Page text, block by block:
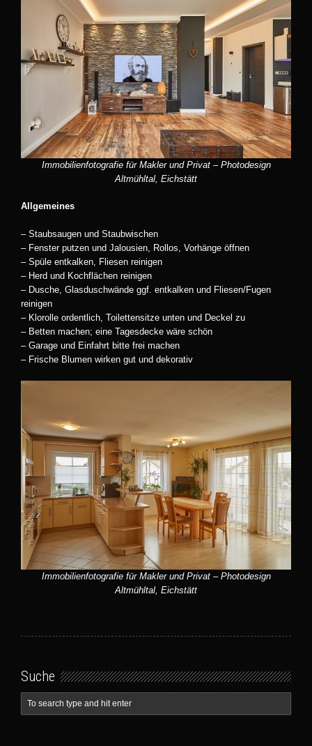
Immobilienfotografie für Makler und Privat – Photodesign
Altmühltal, Eichstätt
Allgemeines
– Staubsaugen und Staubwischen
– Fenster putzen und Jalousien, Rollos, Vorhänge öffnen
– Spüle entkalken, Fliesen reinigen
– Herd und Kochflächen reinigen
– Dusche, Glasduschwände ggf. entkalken und Fliesen/Fugen
reinigen
– Klorolle ordentlich, Toilettensitze unten und Deckel zu
– Betten machen; eine Tagesdecke wäre schön
– Garage und Einfahrt bitte frei machen
– Frische Blumen wirken gut und dekorativ
Immobilienfotografie für Makler und Privat – Photodesign
Altmühltal, Eichstätt
Suche